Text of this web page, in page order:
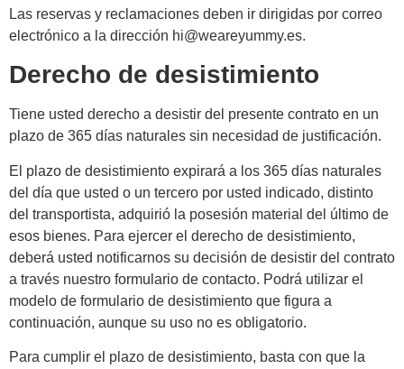
Las reservas y reclamaciones deben ir dirigidas por correo
electrónico a la dirección hi@weareyummy.es.
Derecho de desistimiento
Tiene usted derecho a desistir del presente contrato en un
plazo de 365 días naturales sin necesidad de justificación.
El plazo de desistimiento expirará a los 365 días naturales
del día que usted o un tercero por usted indicado, distinto
del transportista, adquirió la posesión material del último de
esos bienes. Para ejercer el derecho de desistimiento,
deberá usted notificarnos su decisión de desistir del contrato
a través nuestro formulario de contacto. Podrá utilizar el
modelo de formulario de desistimiento que figura a
continuación, aunque su uso no es obligatorio.
Para cumplir el plazo de desistimiento, basta con que la